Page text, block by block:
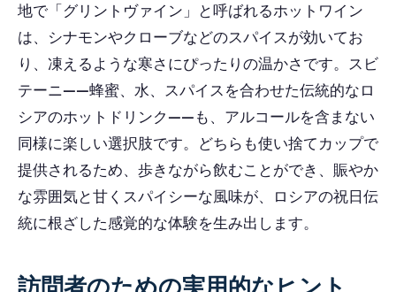
地で「グリントヴァイン」と呼ばれるホットワイン
は、シナモンやクローブなどのスパイスが効いてお
り、凍えるような寒さにぴったりの温かさです。スビ
テーニ——蜂蜜、水、スパイスを合わせた伝統的なロ
シアのホットドリンク——も、アルコールを含まない
同様に楽しい選択肢です。どちらも使い捨てカップで
提供されるため、歩きながら飲むことができ、賑やか
な雰囲気と甘くスパイシーな風味が、ロシアの祝日伝
統に根ざした感覚的な体験を生み出します。
訪問者のための実用的なヒント